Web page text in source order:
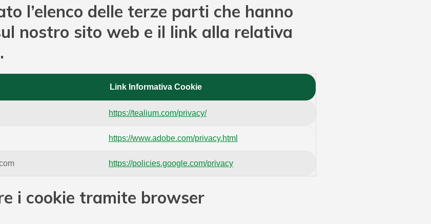
l’elenco delle terze parti che hanno
nostro sito web e il link alla relativa
Link Informativa Cookie
https://tealium.com/privacy/
https://www.adobe.com/privacy.html
https://policies.google.com/privacy
i cookie tramite browser